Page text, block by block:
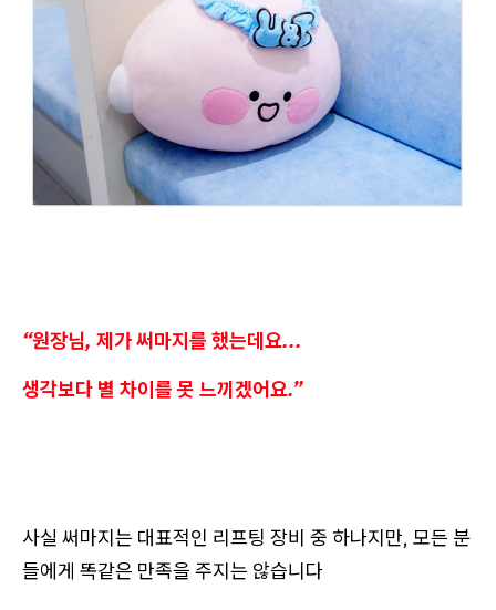
“원장님, 제가 써마지를 했는데요...
생각보다 별 차이를 못 느끼겠어요.”
사실 써마지는 대표적인 리프팅 장비 중 하나지만, 모든 분
들에게 똑같은 만족을 주지는 않습니다